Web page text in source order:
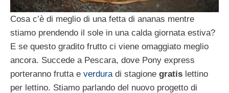
Cosa c’è di meglio di una fetta di ananas mentre
stiamo prendendo il sole in una calda giornata estiva?
E se questo gradito frutto ci viene omaggiato meglio
ancora. Succede a Pescara, dove Pony express
porteranno frutta e verduradi stagione gratis lettino
per lettino. Stiamo parlando del nuovo progetto di